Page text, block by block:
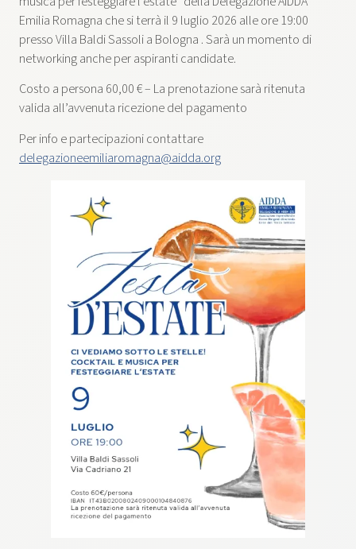
Emilia Romagna che si terrà il 9 luglio 2026 alle ore 19:00
presso Villa Baldi Sassoli a Bologna . Sarà un momento di
networking anche per aspiranti candidate.
Costo a persona 60,00 € – La prenotazione sarà ritenuta
valida all’avvenuta ricezione del pagamento
Per info e partecipazioni contattare
delegazioneemiliaromagna@aidda.org